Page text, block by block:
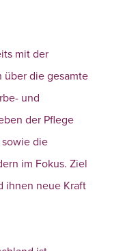
mit der
über die gesamte
und
der Pflege
die
im Fokus. Ziel
ihnen neue Kraft